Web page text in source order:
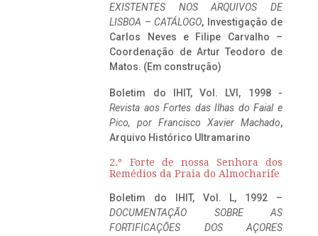
EXISTENTES NOS ARQUIVOS DE
LISBOA – CATÁLOGO, Investigação de
Carlos Neves e Filipe Carvalho –
Coordenação de Artur Teodoro de
Matos. (Em construção)
Boletim do IHIT, Vol. LVI, 1998 -
Revista aos Fortes das Ilhas do Faial e
Pico, por Francisco Xavier Machado,
Arquivo Histórico Ultramarino
2.º Forte de nossa Senhora dos
Remédios da Praia do Almocharife
Boletim do IHIT, Vol. L, 1992 –
DOCUMENTAÇÃO SOBRE AS
FORTIFICAÇÕES DOS AÇORES